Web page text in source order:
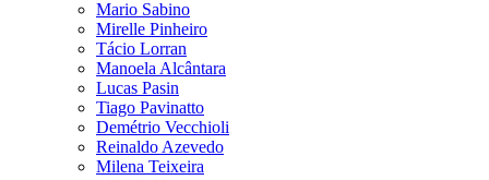
Mario Sabino
Mirelle Pinheiro
Tácio Lorran
Manoela Alcântara
Lucas Pasin
Tiago Pavinatto
Demétrio Vecchioli
Reinaldo Azevedo
Milena Teixeira